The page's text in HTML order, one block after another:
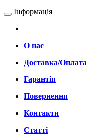
Інформація
О нас
Доставка/Оплата
Гарантія
Повернення
Контакти
Статті